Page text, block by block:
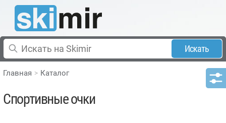
Искать
Главная Каталог
Спортивные очки